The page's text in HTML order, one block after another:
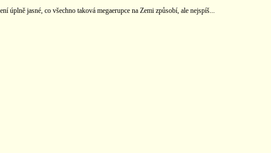
úplně jasné, co všechno taková megaerupce na Zemi způsobí, ale nejspíš...